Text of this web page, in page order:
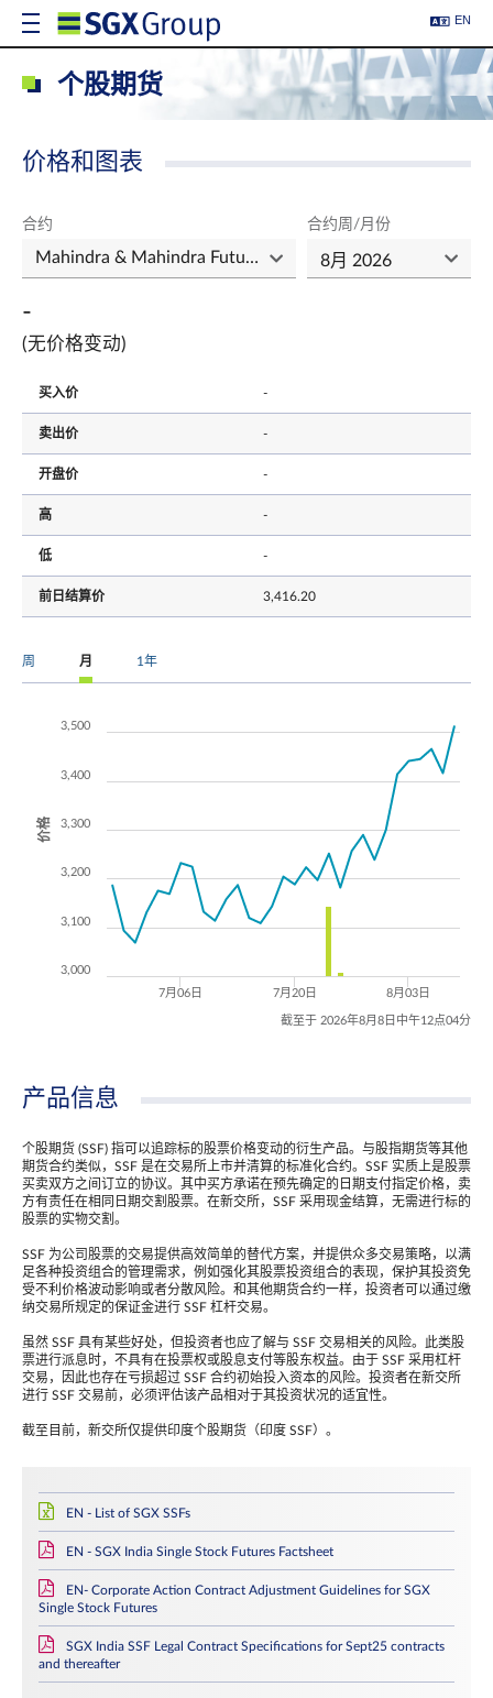
EN
个股期货
价格和图表
合约 合约周/月份
-
(无价格变动)
买入价 -
卖出价 -
开盘价 -
高 -
低 -
前日结算价 3,416.20
周 月 1年
价格
7月06日 7月20日 8月03日
3,000
3,100
3,200
3,300
3,400
3,500
截至于 2026年8月8日中午12点04分
产品信息
个股期货 (SSF) 指可以追踪标的股票价格变动的衍生产品。与股指期货等其他
期货合约类似，SSF 是在交易所上市并清算的标准化合约。SSF 实质上是股票
买卖双方之间订立的协议。其中买方承诺在预先确定的日期支付指定价格，卖
方有责任在相同日期交割股票。在新交所，SSF 采用现金结算，无需进行标的
股票的实物交割。
SSF 为公司股票的交易提供高效简单的替代方案，并提供众多交易策略，以满
足各种投资组合的管理需求，例如强化其股票投资组合的表现，保护其投资免
受不利价格波动影响或者分散风险。和其他期货合约一样，投资者可以通过缴
纳交易所规定的保证金进行 SSF 杠杆交易。
虽然 SSF 具有某些好处，但投资者也应了解与 SSF 交易相关的风险。此类股
票进行派息时，不具有在投票权或股息支付等股东权益。由于 SSF 采用杠杆
交易，因此也存在亏损超过 SSF 合约初始投入资本的风险。投资者在新交所
进行 SSF 交易前，必须评估该产品相对于其投资状况的适宜性。
截至目前，新交所仅提供印度个股期货（印度 SSF）。
EN - List of SGX SSFs
EN - SGX India Single Stock Futures Factsheet
EN- Corporate Action Contract Adjustment Guidelines for SGX
Single Stock Futures
SGX India SSF Legal Contract Specifications for Sept25 contracts
and thereafter